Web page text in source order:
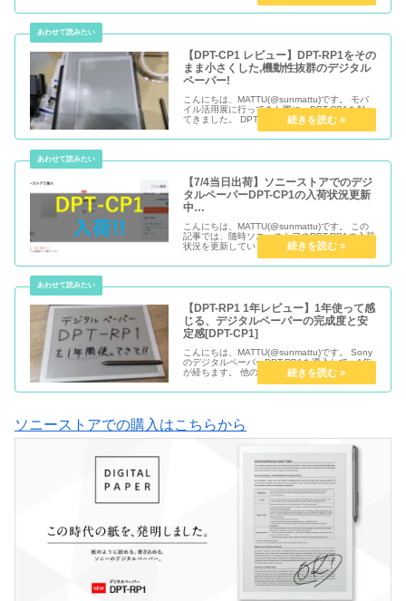
【DPT-CP1 レビュー】DPT-RP1をその
まま小さくした,機動性抜群のデジタル
ペーパー!
こんにちは、MATTU(@sunmattu)です。 モバ
イル活用展に行ってきた際に、DPT-CP1を触っ
てきました。 DPT-RP1をそのまま小さくした
感じで、機動性は抜群です。
【7/4当日出荷】ソニーストアでのデジ
タルペーパーDPT-CP1の入荷状況更新
中…
こんにちは、MATTU(@sunmattu)です。 この
記事では、随時ソニーストアのDPT-RP1の入荷
状況を更新しています。 最新は7/3 10:00ごろ
から、注文を受け付けています。 7/4 10:00現
在、「当日出荷(7/4)」ステー...
【DPT-RP1 1年レビュー】1年使って感
じる、デジタルペーパーの完成度と安
定感[DPT-CP1]
こんにちは、MATTU(@sunmattu)です。 Sony
のデジタルペーパーDPT-RP1を導入して、1年
が経ちます。 他のE-ink搭載端末やペン対応PC
などと併用したりもしていますが、かなり安定
感のある使いやすさと機動性に、非常に満足...
ソニーストアでの購入はこちらから